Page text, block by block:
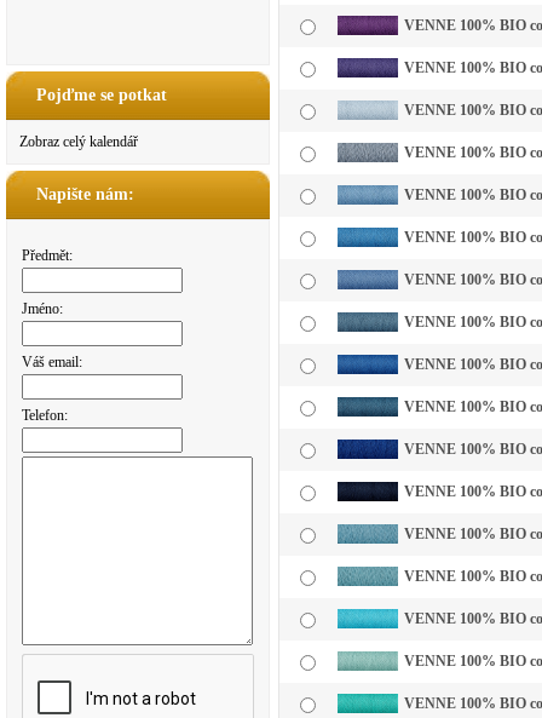
Pojďme se potkat
Zobraz celý kalendář
Napište nám:
Předmět:
Jméno:
Váš email:
Telefon:
VENNE 100% BIO
VENNE 100% BIO
VENNE 100% BIO
VENNE 100% BIO
VENNE 100% BIO
VENNE 100% BIO
VENNE 100% BIO
VENNE 100% BIO
VENNE 100% BIO
VENNE 100% BIO
VENNE 100% BIO
VENNE 100% BIO
VENNE 100% BIO
VENNE 100% BIO
VENNE 100% BIO
VENNE 100% BIO
VENNE 100% BIO